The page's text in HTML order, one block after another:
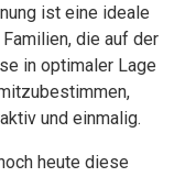
ist eine ideale
die auf der
in optimaler Lage
und einmalig.
heute diese